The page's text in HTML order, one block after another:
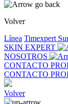
Volver
Línea Timexpert
SKIN EXPERT
NOSOTROS
CONTACTO
CONTACTO
Volver